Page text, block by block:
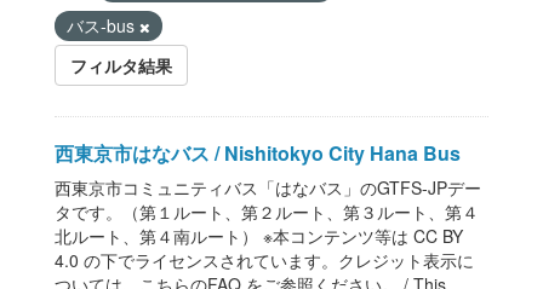
バス-bus
フィルタ結果
西東京市はなバス / Nishitokyo City Hana Bus
西東京市コミュニティバス「はなバス」のGTFS-JPデー
タです。（第１ルート、第２ルート、第３ルート、第４
北ルート、第４南ルート） ※本コンテンツ等は CC BY
4.0 の下でライセンスされています。クレジット表示に
ついては、こちらのFAQ をご参照ください。 / This